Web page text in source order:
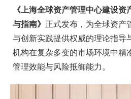
《上海全球资产管理中心建设
与指南》 正式发布，为全球资产
与创新实践提供权威的理论指导
机构在复杂多变的市场环境中精
管理效能与风险抵御能力。